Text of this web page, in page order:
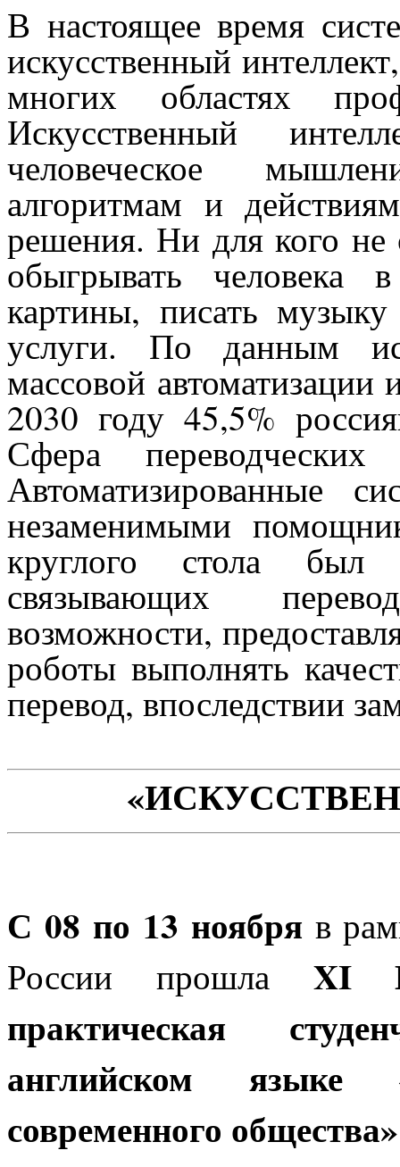
В настоящее время
искусственный
многих областях
Искусственный
человеческое
алгоритмам и
решения. Ни для кого
обыгрывать человека
картины, писать
услуги. По данным
массовой автоматизации
2030 году 45,5%
Сфера
Автоматизированные
незаменимыми
круглого стола был
связывающих
возможности,
роботы выполнять
перевод, впоследствии
С 08 по 13 ноября в
России прошла XI
практическая
английском языке
современного общества»